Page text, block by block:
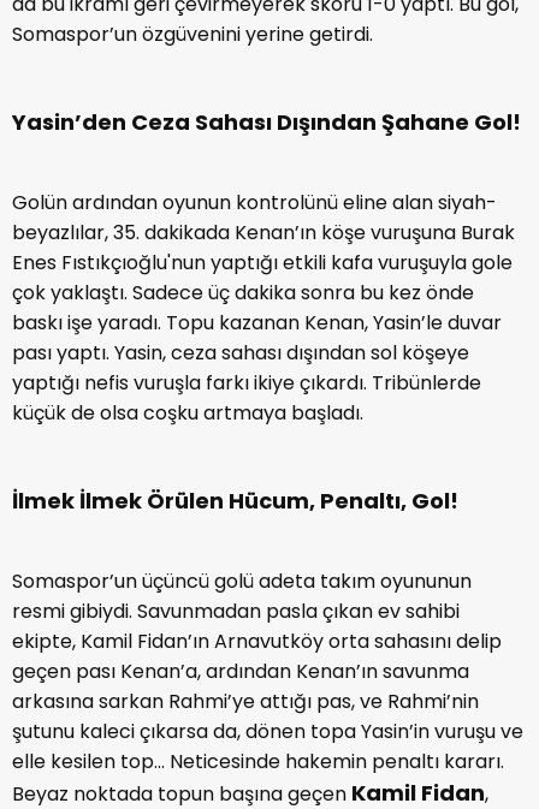
Somaspor’un özgüvenini yerine getirdi.
Yasin’den Ceza Sahası Dışından Şahane Gol!
Golün ardından oyunun kontrolünü eline alan siyah-
beyazlılar, 35. dakikada Kenan’ın köşe vuruşuna Burak
Enes Fıstıkçıoğlu'nun yaptığı etkili kafa vuruşuyla gole
çok yaklaştı. Sadece üç dakika sonra bu kez önde
baskı işe yaradı. Topu kazanan Kenan, Yasin’le duvar
pası yaptı. Yasin, ceza sahası dışından sol köşeye
yaptığı nefis vuruşla farkı ikiye çıkardı. Tribünlerde
küçük de olsa coşku artmaya başladı.
İlmek İlmek Örülen Hücum, Penaltı, Gol!
Somaspor’un üçüncü golü adeta takım oyununun
resmi gibiydi. Savunmadan pasla çıkan ev sahibi
ekipte, Kamil Fidan’ın Arnavutköy orta sahasını delip
geçen pası Kenan’a, ardından Kenan’ın savunma
arkasına sarkan Rahmi’ye attığı pas, ve Rahmi’nin
şutunu kaleci çıkarsa da, dönen topa Yasin’in vuruşu ve
elle kesilen top... Neticesinde hakemin penaltı kararı.
Beyaz noktada topun başına geçen Kamil Fidan,